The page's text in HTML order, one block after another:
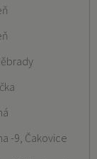
-9, Čakovice